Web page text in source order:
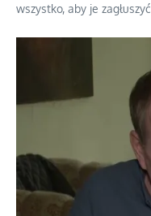
wszystko, aby je zagłuszyć.